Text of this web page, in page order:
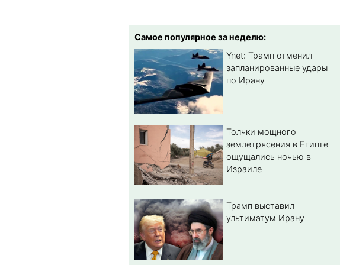
Самое популярное за неделю:
Ynet: Трамп отменил
запланированные удары
по Ирану
Толчки мощного
землетрясения в Египте
ощущались ночью в
Израиле
Трамп выставил
ультиматум Ирану